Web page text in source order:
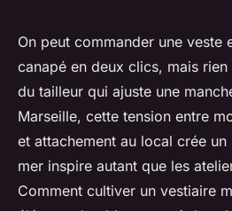
Magasin de
homme à
complet pour
Radegonda•19/03/2026 17:42• 9
On peut commander une veste
canapé en deux clics, mais
du tailleur qui ajuste une
Marseille, cette tension entre
et attachement au local crée
mer inspire autant que les
Comment cultiver un vestiaire